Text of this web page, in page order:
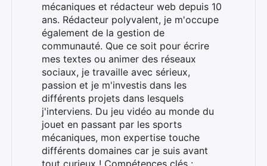
mécaniques et rédacteur web depuis 10
ans. Rédacteur polyvalent, je m'occupe
également de la gestion de
communauté. Que ce soit pour écrire
mes textes ou animer des réseaux
sociaux, je travaille avec sérieux,
passion et je m'investis dans les
différents projets dans lesquels
j'interviens. Du jeu vidéo au monde du
jouet en passant par les sports
mécaniques, mon expertise touche
différents domaines car je suis avant
tout curieux ! Compétences clés :